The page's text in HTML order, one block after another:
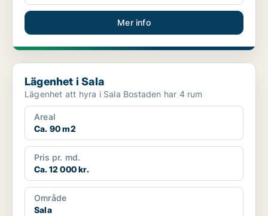
Mer info
Lägenhet i Sala
Lägenhet i Sala
Lägenhet att hyra i Sala Bostaden har 4 rum
Areal
Ca. 90 m2
Pris pr. md.
Ca. 12 000 kr.
Område
Sala